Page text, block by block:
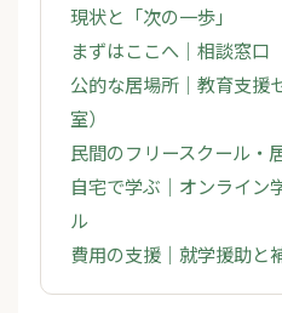
現状と「次の一歩」
まずはここへ｜相談窓口
公的な居場所｜教育支援
室）
民間のフリースクール・
自宅で学ぶ｜オンライン
ル
費用の支援｜就学援助と